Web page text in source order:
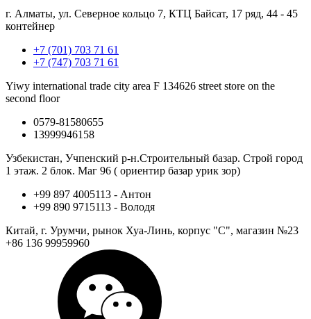
г. Алматы, ул. Северное кольцо 7, КТЦ Байсат, 17 ряд, 44 - 45
контейнер
+7 (701) 703 71 61
+7 (747) 703 71 61
Yiwy international trade city area F 134626 street store on the
second floor
0579-81580655
13999946158
Узбекистан, Учпенский р-н.Строительный базар. Строй город
1 этаж. 2 блок. Маг 96 ( ориентир базар урик зор)
+99 897 4005113 - Антон
+99 890 9715113 - Володя
Китай, г. Урумчи, рынок Хуа-Линь, корпус "С", магазин №23
+86 136 99959960